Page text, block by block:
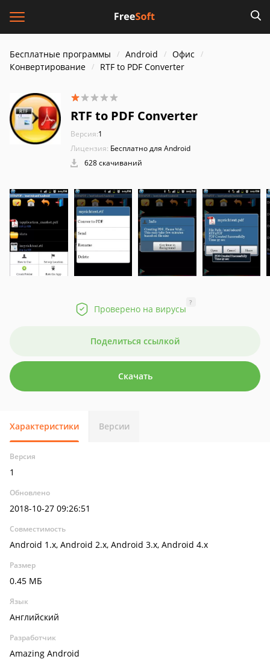
Бесплатные программы Android
Офис
Конвертирование
RTF to PDF Converter
RTF to PDF Converter
Версия:1
Лицензия: Бесплатно для Android
628 скачиваний
Проверено на вирусы
?
Поделиться ссылкой
Скачать
Характеристики Версии
Версия
1
Обновлено
2018-10-27 09:26:51
Совместимость
Android 1.x, Android 2.x, Android 3.x, Android 4.x
Размер
0.45 МБ
Язык
Английский
Разработчик
Amazing Android